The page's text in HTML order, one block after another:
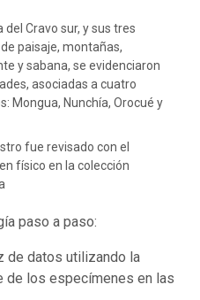
del Cravo sur, y sus tres
paisaje, montañas,
y sabana, se evidenciaron
asociadas a cuatro
Mongua, Nunchía, Orocué y
fue revisado con el
físico en la colección
paso a paso:
de datos utilizando la
de los especímenes en las